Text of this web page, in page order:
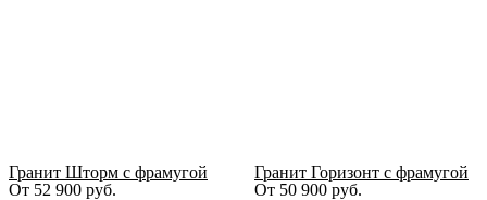
Гранит Шторм с фрамугой
От 52 900 руб.
Гранит Горизонт с фрамугой
От 50 900 руб.